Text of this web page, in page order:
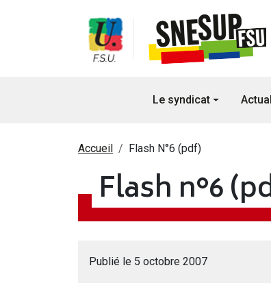
Le syndicat
Fil d'Ariane
Accueil Flash N°6 (pdf)
Flash n°6
Publié le 5 octobre 2007